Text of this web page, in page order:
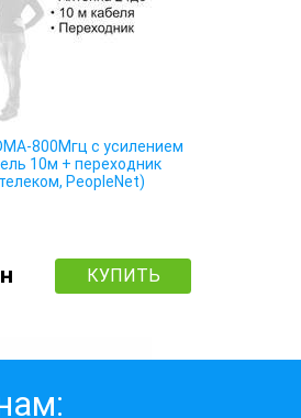
800Мгц с усилением
10м + переходник
PeopleNet)
КУПИТЬ